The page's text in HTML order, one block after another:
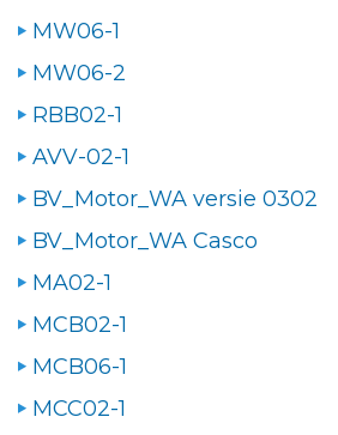
MW06-1
MW06-2
RBB02-1
AVV-02-1
BV_Motor_WA versie 0302
BV_Motor_WA Casco
MA02-1
MCB02-1
MCB06-1
MCC02-1